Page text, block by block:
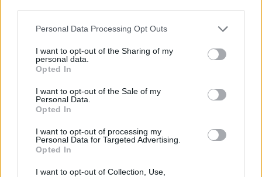
Please note that this website/app uses one or more Google
not limited to your visit or usage behaviour. You may click to
grant or deny consent to Google and its third-party tags to
use your data for below specified purposes in below Google
consent section.
Personal Data Processing Opt Outs
I want to opt-out of the Sharing of my
personal data.
Opted In
I want to opt-out of the Sale of my
Personal Data.
Opted In
I want to opt-out of processing my
Personal Data for Targeted Advertising.
Opted In
I want to opt-out of Collection, Use,
A Corso Trieste
prove di trazione
per messa in
sicurezza dei pini
Nevicate anche a
quote collinari, in
Centro-Nord
ARTICOLI CORRELATI